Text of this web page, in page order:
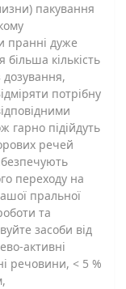
пакування
пранні дуже
кількість
потрібну
гарно підійдуть
речей
переходу на
пральної
та
засоби від
активні
речовини, < 5 %